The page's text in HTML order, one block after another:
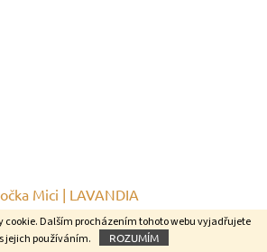
cookie. Dalším procházením tohoto webu vyjadřujete
jejich používáním.
ROZUMÍM
Mici | LAVANDIA